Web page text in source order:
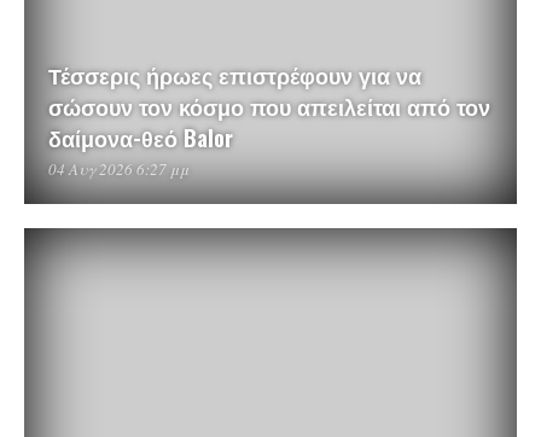
Τέσσερις ήρωες επιστρέφουν για να
σώσουν τον κόσμο που απειλείται από τον
δαίμονα-θεό Balor
04 Αυγ 2026 6:27 μμ